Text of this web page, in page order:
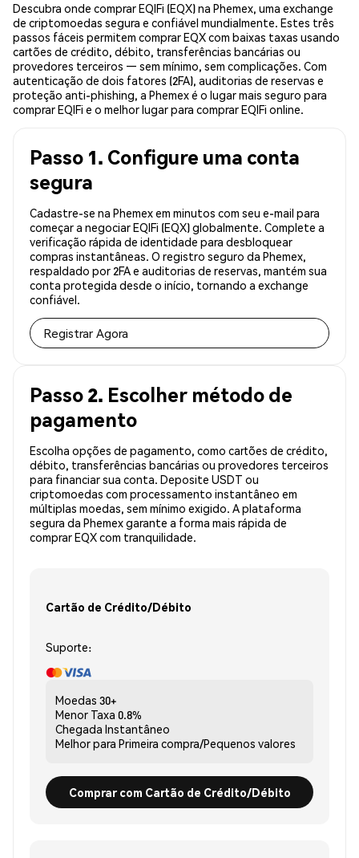
Descubra onde comprar EQIFi (EQX) na Phemex, uma exchange
de criptomoedas segura e confiável mundialmente. Estes três
passos fáceis permitem comprar EQX com baixas taxas usando
cartões de crédito, débito, transferências bancárias ou
provedores terceiros — sem mínimo, sem complicações. Com
autenticação de dois fatores (2FA), auditorias de reservas e
proteção anti-phishing, a Phemex é o lugar mais seguro para
comprar EQIFi e o melhor lugar para comprar EQIFi online.
Passo 1. Configure uma conta
segura
Cadastre-se na Phemex em minutos com seu e-mail para
começar a negociar EQIFi (EQX) globalmente. Complete a
verificação rápida de identidade para desbloquear
compras instantâneas. O registro seguro da Phemex,
respaldado por 2FA e auditorias de reservas, mantém sua
conta protegida desde o início, tornando a exchange
confiável.
Registrar Agora
Passo 2. Escolher método de
pagamento
Escolha opções de pagamento, como cartões de crédito,
débito, transferências bancárias ou provedores terceiros
para financiar sua conta. Deposite USDT ou
criptomoedas com processamento instantâneo em
múltiplas moedas, sem mínimo exigido. A plataforma
segura da Phemex garante a forma mais rápida de
comprar EQX com tranquilidade.
Cartão de Crédito/Débito
Suporte:
Moedas 30+
Menor Taxa 0.8%
Chegada Instantâneo
Melhor para Primeira compra/Pequenos valores
Comprar com Cartão de Crédito/Débito